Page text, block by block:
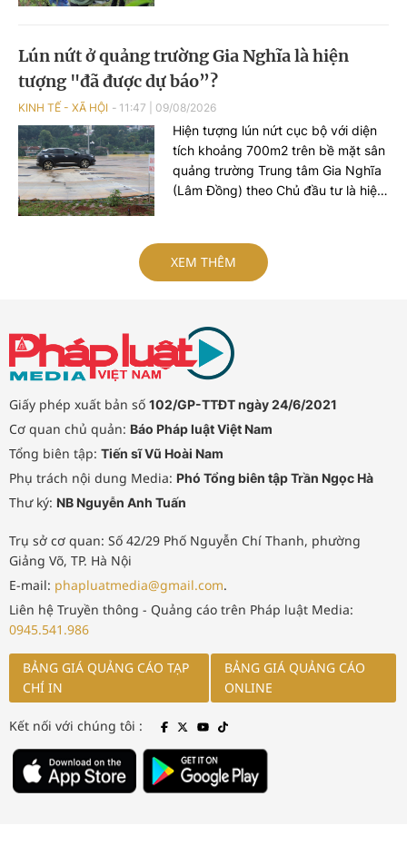
hơn nửa thế kỷ.
Lún nứt ở quảng trường Gia Nghĩa là hiện
tượng "đã được dự báo”?
KINH TẾ - XÃ HỘI 11:47 09/08/2026
Hiện tượng lún nứt cục bộ với diện
tích khoảng 700m2 trên bề mặt sân
quảng trường Trung tâm Gia Nghĩa
(Lâm Đồng) theo Chủ đầu tư là hiện
XEM THÊM
Giấy phép xuất bản số 102/GP-TTĐT ngày 24/6/2021
Cơ quan chủ quản: Báo Pháp luật Việt Nam
Tổng biên tập: Tiến sĩ Vũ Hoài Nam
Phụ trách nội dung Media: Phó Tổng biên tập Trần Ngọc Hà
Thư ký: NB Nguyễn Anh Tuấn
Trụ sở cơ quan: Số 42/29 Phố Nguyễn Chí Thanh, phường
Giảng Võ, TP. Hà Nội
E-mail: phapluatmedia@gmail.com.
Liên hệ Truyền thông - Quảng cáo trên Pháp luật Media:
0945.541.986
BẢNG GIÁ QUẢNG CÁO TẠP
CHÍ IN
BẢNG GIÁ QUẢNG CÁO
ONLINE
Kết nối với chúng tôi :